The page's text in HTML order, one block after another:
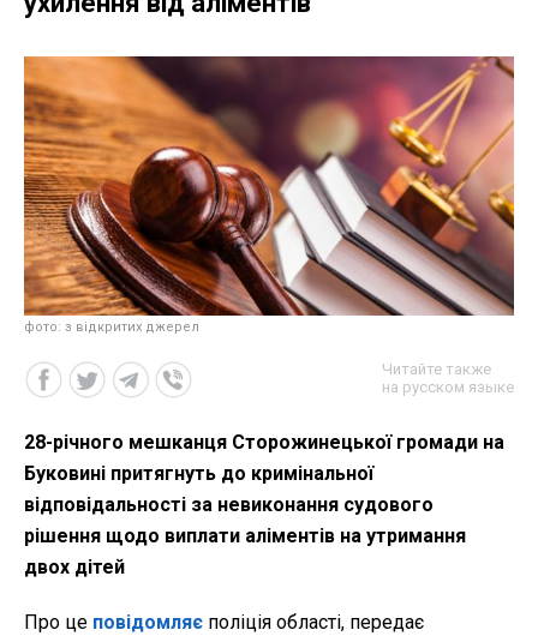
фото: з відкритих джерел
Читайте также
на русском языке
28-річного мешканця Сторожинецької громади на
Буковині притягнуть до кримінальної
відповідальності за невиконання судового
рішення щодо виплати аліментів на утримання
двох дітей
Про це повідомляє поліція області, передає